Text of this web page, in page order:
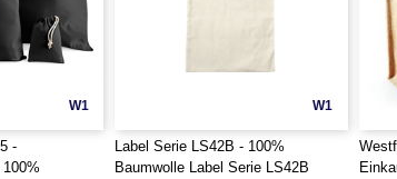
W1
-
W1
Label Serie LS42B - 100%
Baumwolle Label Serie LS42B